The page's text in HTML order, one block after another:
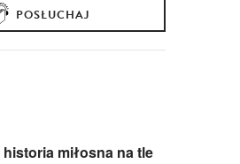
POSŁUCHAJ
miłosna na tle